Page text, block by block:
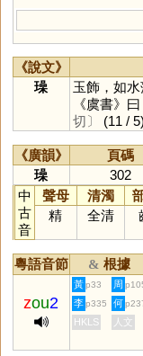
《說文》
璪
玉飾，如水
《虞書》
切〕
(11 / 5)
《廣韻》 頁碼
璪
302
中
古
音
聲母 清濁
精
全清
粵語音節 & 根據
zou2
黃 p33 周
李 p335 何
HKLS 人文